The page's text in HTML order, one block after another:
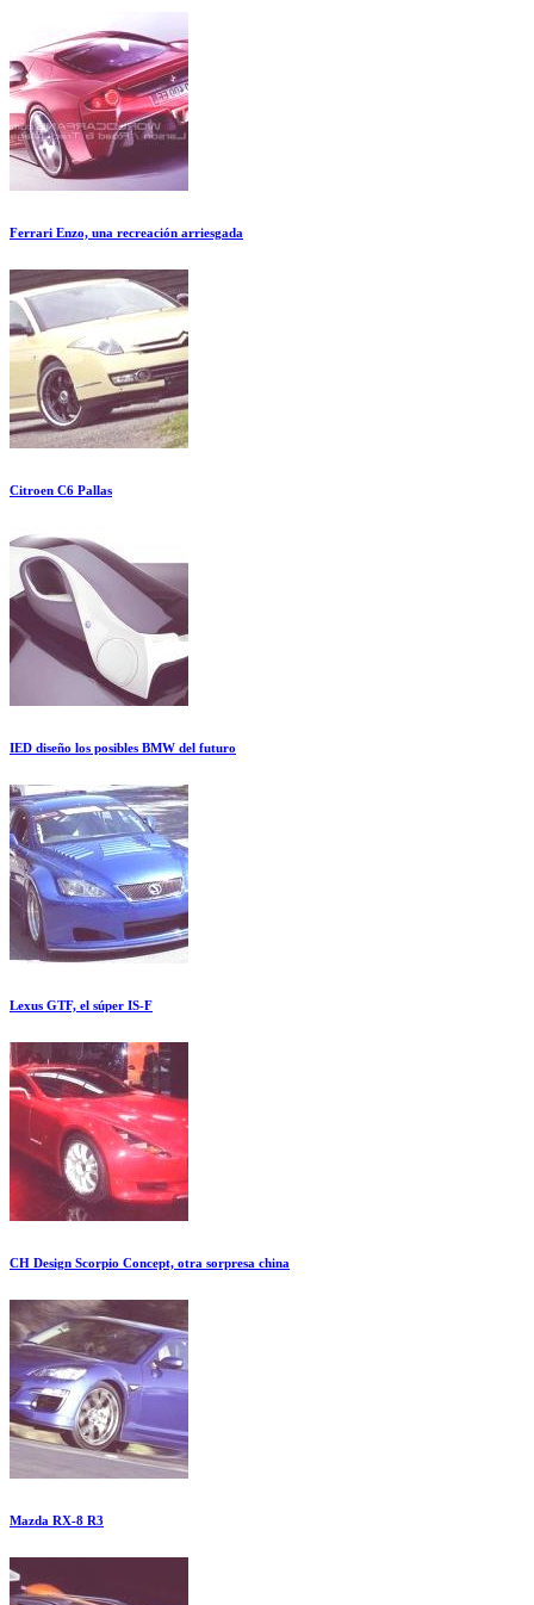
Ferrari Enzo, una recreación arriesgada
Citroen C6 Pallas
IED diseño los posibles BMW del futuro
Lexus GTF, el súper IS-F
CH Design Scorpio Concept, otra sorpresa china
Mazda RX-8 R3